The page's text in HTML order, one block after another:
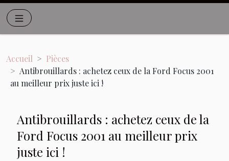
Accueil
Pièces
Antibrouillards : achetez ceux de la Ford Focus 2001
au meilleur prix juste ici !
Antibrouillards : achetez ceux de la
Ford Focus 2001 au meilleur prix
juste ici !